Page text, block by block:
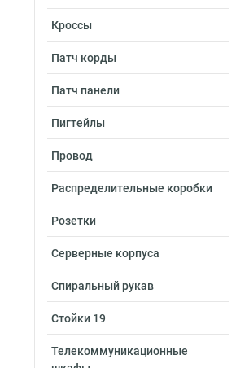
Кроссы
Патч корды
Патч панели
Пигтейлы
Провод
Распределительные коробки
Розетки
Серверные корпуса
Спиральный рукав
Стойки 19
Телекоммуникационные